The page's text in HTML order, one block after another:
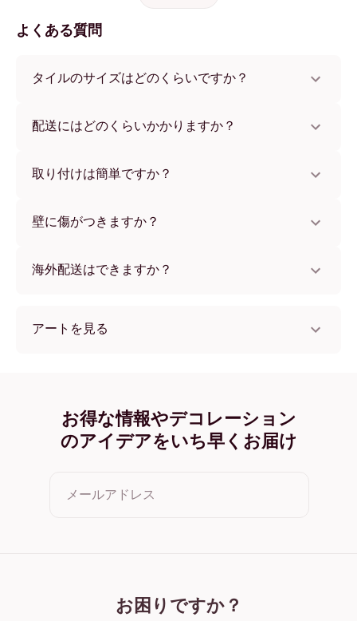
よくある質問
タイルのサイズはどのくらいですか？
フレームカラーからお選びいただけます。
配送にはどのくらいかかりますか？
用いただけます。ご注文後、追跡番号をお知らせします。
取り付けは簡単ですか？
をつけないため、賃貸のお部屋でも安心してお使いいただ
壁に傷がつきますか？
海外配送はできますか？
アートを見る
Cute Tiger オーク
Cute Tiger ワイド ブラック
Cute Tiger ワイド ホワイト
お得な情報やデコレーション
のアイデアをいち早くお届け
メールアドレス
お困りですか？